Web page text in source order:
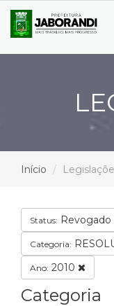
Início
Status: Revogado
Categoria:
Ano: 2010
Categoria